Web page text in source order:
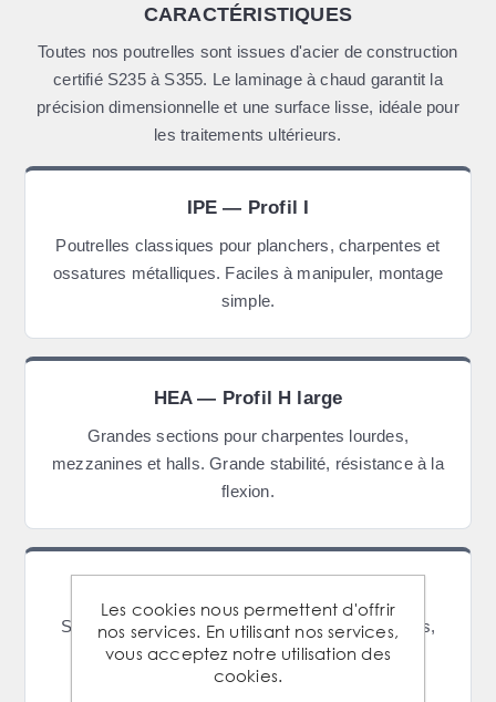
CARACTÉRISTIQUES
Toutes nos poutrelles sont issues d'acier de construction
certifié S235 à S355. Le laminage à chaud garantit la
précision dimensionnelle et une surface lisse, idéale pour
les traitements ultérieurs.
IPE — Profil I
Poutrelles classiques pour planchers, charpentes et
ossatures métalliques. Faciles à manipuler, montage
simple.
HEA — Profil H large
Grandes sections pour charpentes lourdes,
mezzanines et halls. Grande stabilité, résistance à la
flexion.
Sections massives pour constructions exigeantes,
ponts et charpentes industrielles. Résistance et
durabilité maximales.
Les cookies nous permettent d'offrir
nos services. En utilisant nos services,
vous acceptez notre utilisation des
cookies.